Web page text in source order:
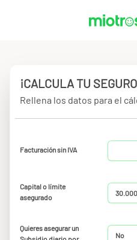
¡CALCULA TU
Rellena los datos para el
Facturación sin IVA
Capital o límite
asegurado
Quieres asegurar un